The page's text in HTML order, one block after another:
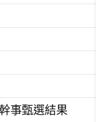
事甄選結果